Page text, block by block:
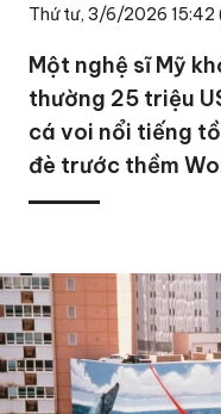
Thứ tư, 3/6/2026 15:42
Một nghệ sĩ Mỹ
thường 25 triệu
cá voi nổi tiếng
đè trước thềm